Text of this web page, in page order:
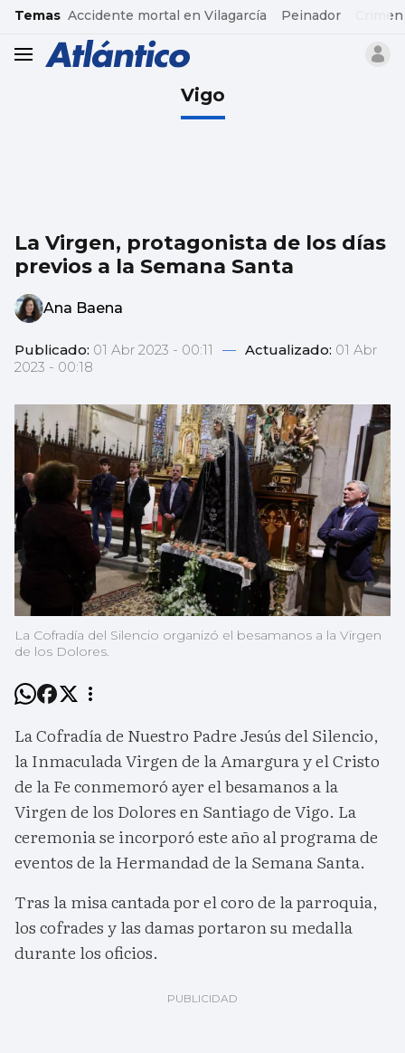
common.go-to-content
Temas Accidente mortal en Vilagarcía Peinador
header.menu.open
Vigo
La Virgen, protagonista de los días
previos a la Semana Santa
Ana Baena
Publicado: 01 Abr 2023 - 00:11 — Actualizado: 01 Abr
2023 - 00:18
La Cofradía del Silencio organizó el besamanos a la Virgen
de los Dolores.
La Cofradía de Nuestro Padre Jesús del Silencio,
la Inmaculada Virgen de la Amargura y el Cristo
de la Fe conmemoró ayer el besamanos a la
Virgen de los Dolores en Santiago de Vigo. La
ceremonia se incorporó este año al programa de
eventos de la Hermandad de la Semana Santa.
Tras la misa cantada por el coro de la parroquia,
los cofrades y las damas portaron su medalla
durante los oficios.